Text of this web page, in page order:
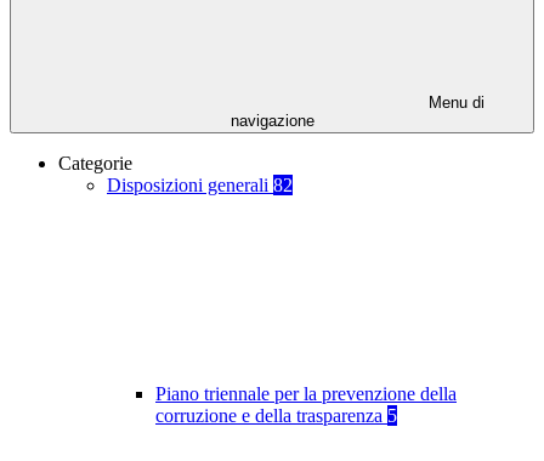
Menu di
navigazione
Categorie
Disposizioni generali 82
Piano triennale per la prevenzione della
corruzione e della trasparenza 5